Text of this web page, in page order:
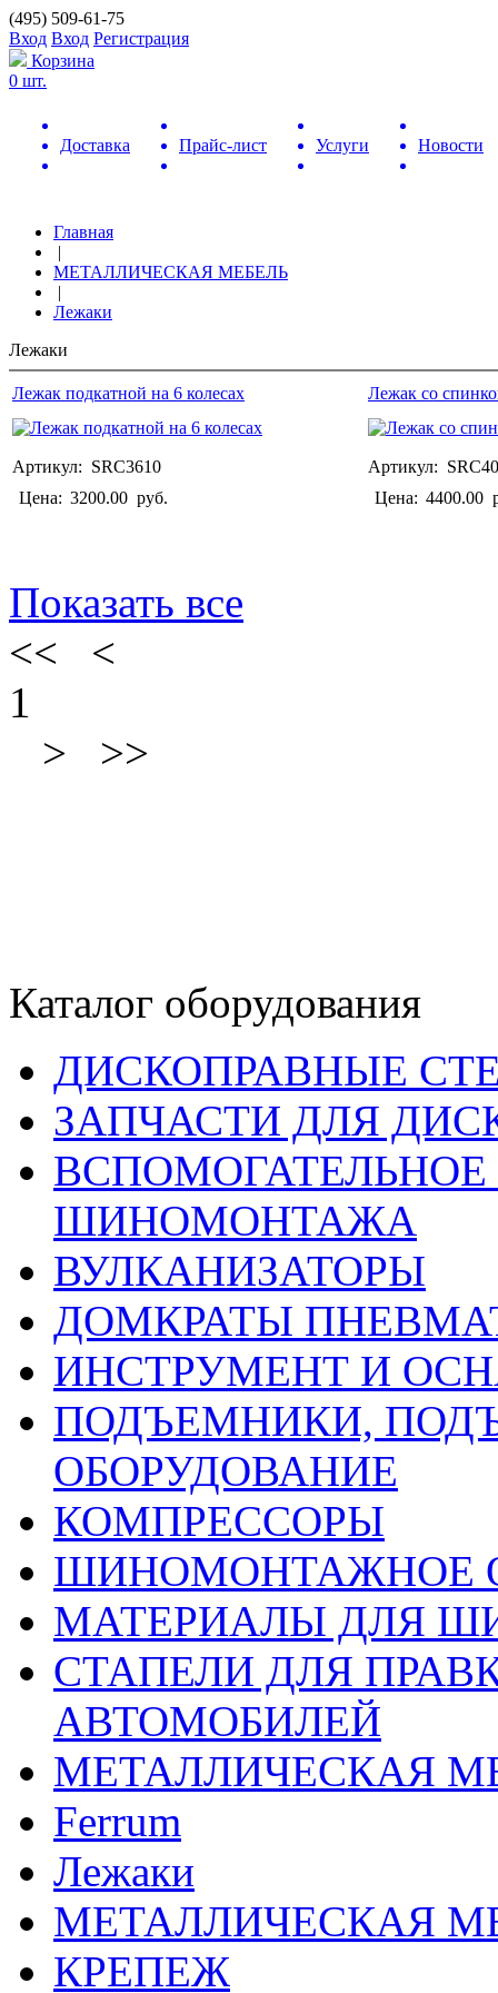
(495) 509-61-75
Вход Вход Регистрация
Корзина
0 шт.
Доставка Прайс-лист Услуги Новости
Главная
|
МЕТАЛЛИЧЕСКАЯ МЕБЕЛЬ
|
Лежаки
Лежаки
Лежак подкатной на 6 колесах Лежак со
Артикул: SRC3610
Артикул:
Цена: 3200.00 руб. Цена: 4400.00
Показать все
<< <
1
> >>
Каталог оборудования
ДИСКОПРАВНЫЕ
ЗАПЧАСТИ ДЛЯ
ШИНОМОНТАЖА
ВУЛКАНИЗАТОРЫ
ДОМКРАТЫ
ИНСТРУМЕНТ И
ПОДЪЕМНИКИ,
ОБОРУДОВАНИЕ
КОМПРЕССОРЫ
ШИНОМОНТАЖНОЕ
МАТЕРИАЛЫ ДЛЯ
СТАПЕЛИ ДЛЯ
АВТОМОБИЛЕЙ
МЕТАЛЛИЧЕСКАЯ
Ferrum
Лежаки
МЕТАЛЛИЧЕСКАЯ
КРЕПЕЖ